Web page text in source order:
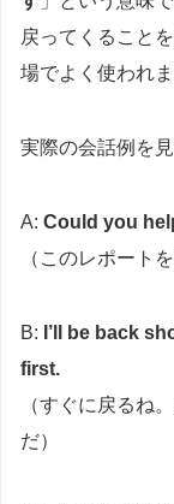
戻ってくること
場でよく使われま
実際の会話例を
A: Could you
（このレポート
B: I’ll be back
first.
（すぐに戻るね
だ）